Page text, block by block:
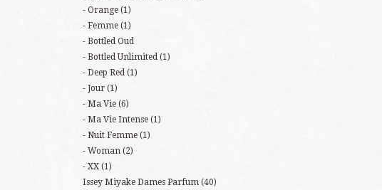
Orange (1)
Femme (1)
Bottled Oud
Bottled Unlimited (1)
Deep Red (1)
Jour (1)
Ma Vie (6)
Ma Vie Intense (1)
Nuit Femme (1)
Woman (2)
XX (1)
Issey Miyake Dames Parfum (40)